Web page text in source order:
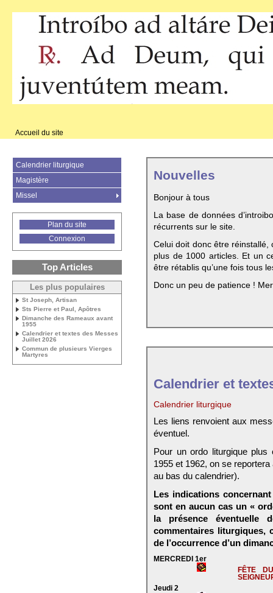
Accueil du site
Nouvelles
Bonjour à tous
La base de données
récurrents sur le site.
Celui doit donc être
plus de 1000 articles. Et un
être rétablis qu’une fois tous
Donc un peu de patience !
Calendrier et
Calendrier liturgique
Les liens renvoient aux
éventuel.
Pour un ordo liturgique plus
1955 et 1962, on se
au bas du calendrier).
Les indications
sont en aucun cas un «
la présence éventuelle
commentaires liturgiques,
de l’occurrence d’un
MERCREDI 1er
FÊTE
Jeudi 2
Calendrier liturgique
Magistère
Missel
Plan du site
Connexion
Top Articles
Les plus populaires
St Joseph, Artisan
Sts Pierre et Paul, Apôtres
Dimanche des Rameaux avant
1955
Calendrier et textes des Messes
Juillet 2026
Commun de plusieurs Vierges
Martyres